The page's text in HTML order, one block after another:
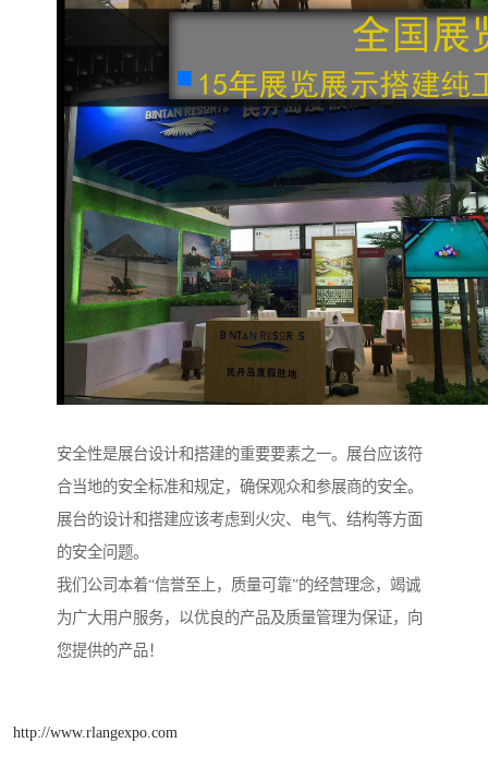
安全性是展台设计和搭建的重要要素之一。展台应该符
合当地的安全标准和规定，确保观众和参展商的安全。
展台的设计和搭建应该考虑到火灾、电气、结构等方面
的安全问题。
我们公司本着“信誉至上，质量可靠”的经营理念，竭诚
为广大用户服务，以优良的产品及质量管理为保证，向
您提供的产品！
http://www.rlangexpo.com